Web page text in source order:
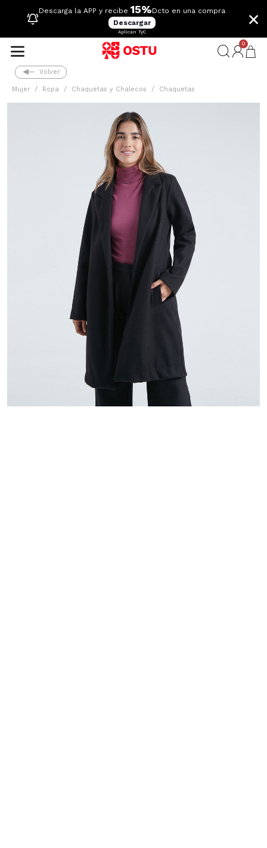
Descarga la APP y recibe 15%Dcto en una compra
Descargar
Aplican TyC
×
0
Volver
Mujer Ropa Chaquetas y Chalecos Chaquetas